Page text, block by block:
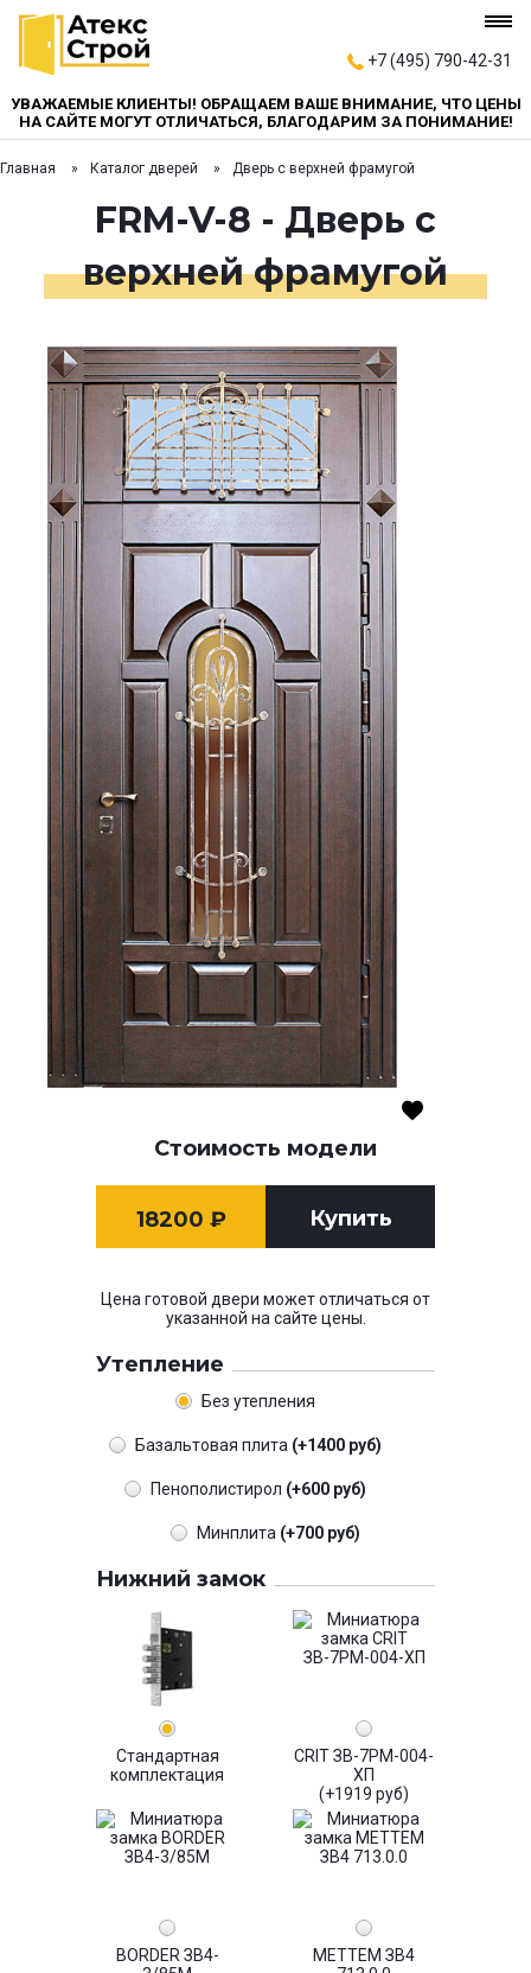
+7 (495) 790-42-31
УВАЖАЕМЫЕ КЛИЕНТЫ! ОБРАЩАЕМ ВАШЕ ВНИМАНИЕ, ЧТО ЦЕНЫ
НА САЙТЕ МОГУТ ОТЛИЧАТЬСЯ, БЛАГОДАРИМ ЗА ПОНИМАНИЕ!
Главная Каталог дверей Дверь с верхней фрамугой
FRM-V-8 - Дверь с
верхней фрамугой
Стоимость модели
18200 ₽ Купить
Цена готовой двери может отличаться от
указанной на сайте цены.
Утепление
Без утепления
Базальтовая плита (+1400 руб)
Пенополистирол (+600 руб)
Минплита (+700 руб)
Нижний замок
Стандартная
комплектация
CRIT ЗВ-7РМ-004-
ХП
(+1919 руб)
BORDER ЗВ4-
МЕТТЕМ ЗВ4